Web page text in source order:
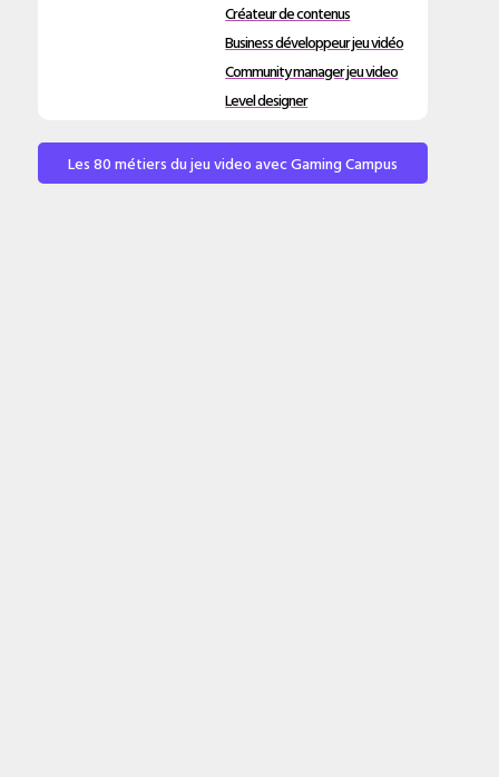
Créateur de contenus
Business développeur jeu vidéo
Community manager jeu video
Level designer
Les 80 métiers du jeu video avec Gaming Campus